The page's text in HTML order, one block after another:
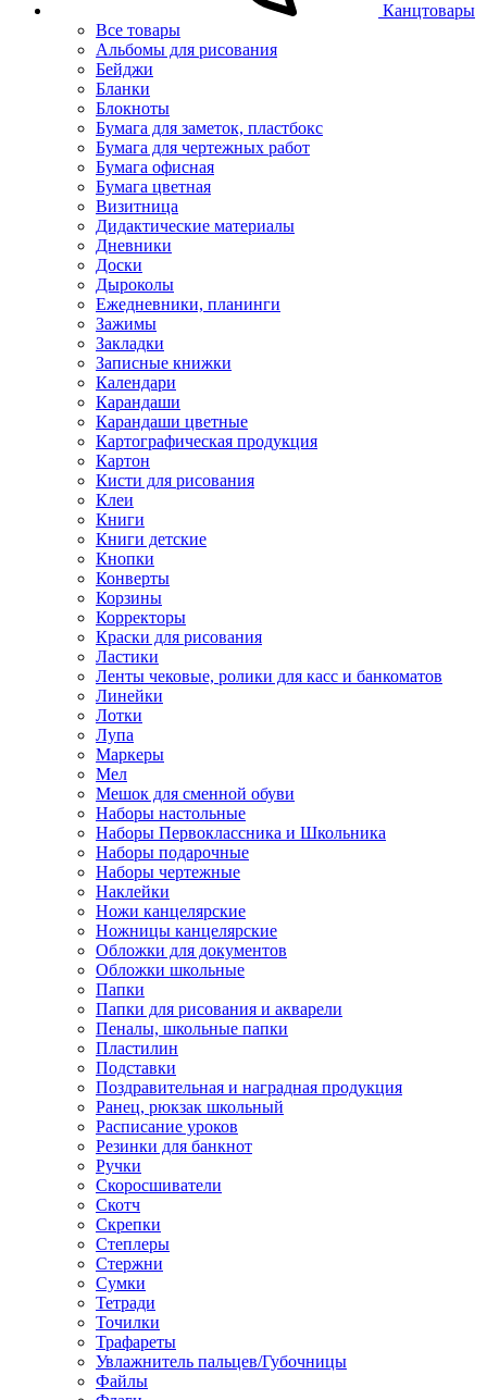
Канцтовары
Все товары
Альбомы для рисования
Бейджи
Бланки
Блокноты
Бумага для заметок, пластбокс
Бумага для чертежных работ
Бумага офисная
Бумага цветная
Визитница
Дидактические материалы
Дневники
Доски
Дыроколы
Ежедневники, планинги
Зажимы
Закладки
Записные книжки
Календари
Карандаши
Карандаши цветные
Картографическая продукция
Картон
Кисти для рисования
Клеи
Книги
Книги детские
Кнопки
Конверты
Корзины
Корректоры
Краски для рисования
Ластики
Ленты чековые, ролики для касс и банкоматов
Линейки
Лотки
Лупа
Маркеры
Мел
Мешок для сменной обуви
Наборы настольные
Наборы Первоклассника и Школьника
Наборы подарочные
Наборы чертежные
Наклейки
Ножи канцелярские
Ножницы канцелярские
Обложки для документов
Обложки школьные
Папки
Папки для рисования и акварели
Пеналы, школьные папки
Пластилин
Подставки
Поздравительная и наградная продукция
Ранец, рюкзак школьный
Расписание уроков
Резинки для банкнот
Ручки
Скоросшиватели
Скотч
Скрепки
Степлеры
Стержни
Сумки
Тетради
Точилки
Трафареты
Увлажнитель пальцев/Губочницы
Файлы